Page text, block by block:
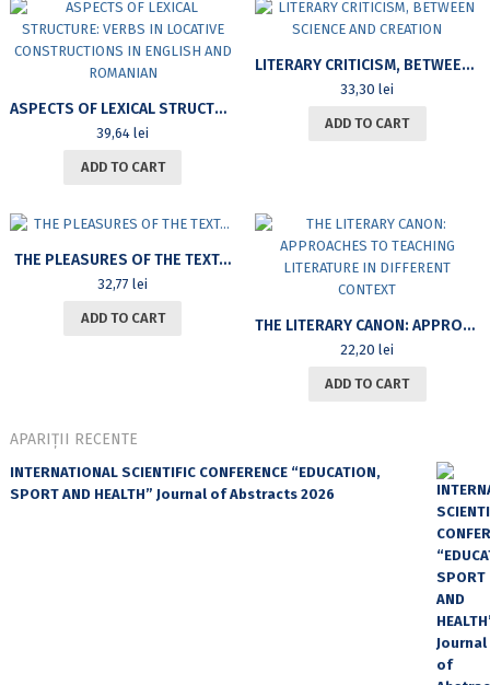
ASPECTS OF LEXICAL STRUCTURE: VERBS IN LOCATIVE CONSTRUCTIONS IN ENGLISH AND ROMANIAN
39,64lei
ADD TO CART
LITERARY CRITICISM, BETWEEN SCIENCE AND CREATION
33,30lei
ADD TO CART
THE PLEASURES OF THE TEXT…
32,77lei
ADD TO CART THE LITERARY CANON: APPROACHES TO TEACHING LITERATURE IN DIFFERENT CONTEXT
22,20lei
ADD TO CART
APARIȚII RECENTE
INTERNATIONAL SCIENTIFIC CONFERENCE “EDUCATION,
SPORT AND HEALTH” Journal of Abstracts 2026